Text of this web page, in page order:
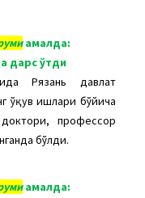
амалда:
дарс ўтди
Рязань давлат
ўқув ишлари бўйича
профессор
бўлди.
амалда: